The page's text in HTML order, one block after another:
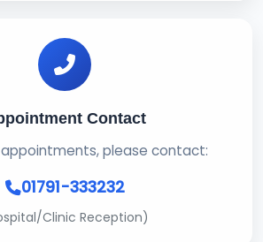
Contact
appointments, please contact:
01791-333232
Clinic Reception)